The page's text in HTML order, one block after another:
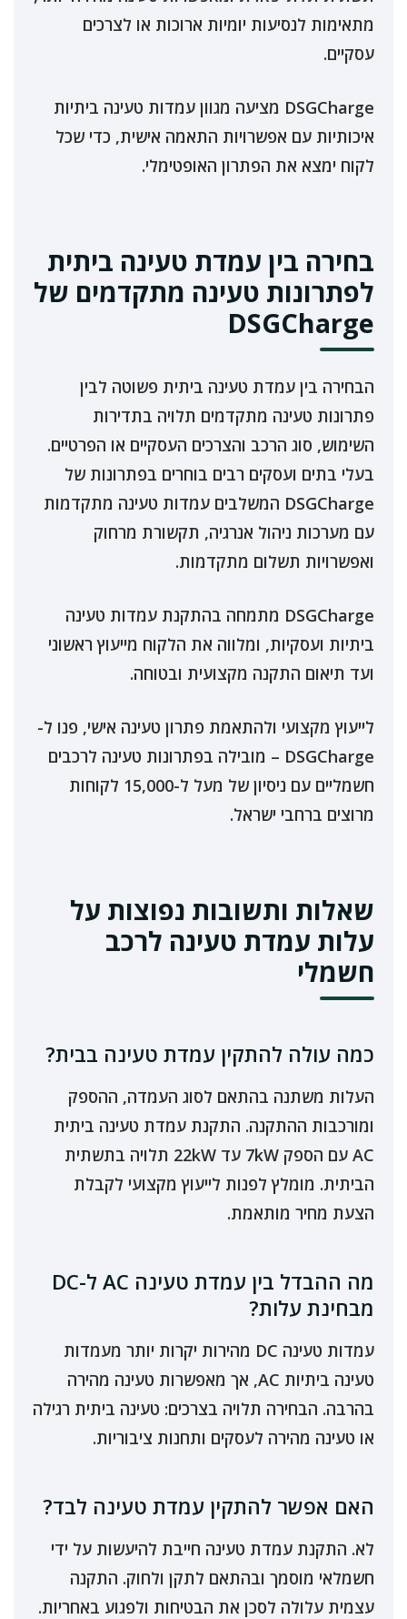
מתאימות לנסיעות יומיות ארוכות או לצרכים
עסקיים.
DSGCharge מציעה מגוון עמדות טעינה ביתיות
איכותיות עם אפשרויות התאמה אישית, כדי שכל
לקוח ימצא את הפתרון האופטימלי.
בחירה בין עמדת טעינה ביתית
לפתרונות טעינה מתקדמים של
DSGCharge
הבחירה בין עמדת טעינה ביתית פשוטה לבין
פתרונות טעינה מתקדמים תלויה בתדירות
השימוש, סוג הרכב והצרכים העסקיים או הפרטיים.
בעלי בתים ועסקים רבים בוחרים בפתרונות של
DSGCharge המשלבים עמדות טעינה מתקדמות
עם מערכות ניהול אנרגיה, תקשורת מרחוק
ואפשרויות תשלום מתקדמות.
DSGCharge מתמחה בהתקנת עמדות טעינה
ביתיות ועסקיות, ומלווה את הלקוח מייעוץ ראשוני
ועד תיאום התקנה מקצועית ובטוחה.
לייעוץ מקצועי ולהתאמת פתרון טעינה אישי, פנו ל-
DSGCharge – מובילה בפתרונות טעינה לרכבים
חשמליים עם ניסיון של מעל ל-15,000 לקוחות
מרוצים ברחבי ישראל.
שאלות ותשובות נפוצות על
עלות עמדת טעינה לרכב
חשמלי
כמה עולה להתקין עמדת טעינה בבית?
העלות משתנה בהתאם לסוג העמדה, ההספק
ומורכבות ההתקנה. התקנת עמדת טעינה ביתית
AC עם הספק 7kW עד 22kW תלויה בתשתית
הביתית. מומלץ לפנות לייעוץ מקצועי לקבלת
הצעת מחיר מותאמת.
מה ההבדל בין עמדת טעינה AC ל-DC
מבחינת עלות?
עמדות טעינה DC מהירות יקרות יותר מעמדות
טעינה ביתיות AC, אך מאפשרות טעינה מהירה
בהרבה. הבחירה תלויה בצרכים: טעינה ביתית רגילה
או טעינה מהירה לעסקים ותחנות ציבוריות.
האם אפשר להתקין עמדת טעינה לבד?
לא. התקנת עמדת טעינה חייבת להיעשות על ידי
חשמלאי מוסמך ובהתאם לתקן ולחוק. התקנה
עצמית עלולה לסכן את הבטיחות ולפגוע באחריות.